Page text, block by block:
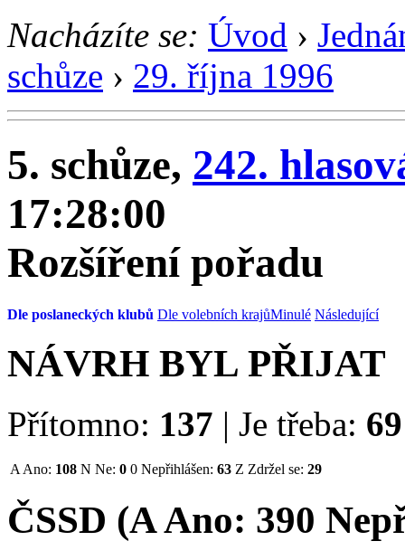
Nacházíte se: Úvod ›
schůze › 29. října 1996
5. schůze, 242.
17:28:00
Rozšíření pořadu
Dle poslaneckých klubů Dle volebních krajůMinulé Následující
NÁVRH BYL PŘIJAT
Přítomno: 137 | Je třeba: 69
A Ano: 108 N Ne: 0 0 Nepřihlášen: 63 Z Zdržel se: 29
ČSSD (AAno: 390